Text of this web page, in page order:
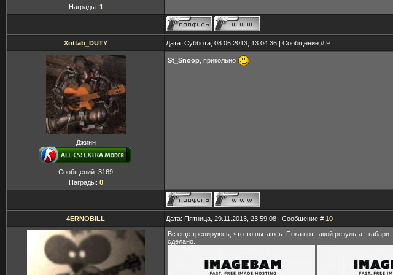
Награды: 1
Xottab_DUTY Дата: Суббота, 08.06.2013, 13.04.36 | Сообщение # 9
Джинн
Сообщений: 3169
Награды: 0
St_Snoop , прикольно
4ERNOBILL Дата: Пятница, 29.11.2013, 23.59.08 | Сообщение # 10
Вс еще тренируюсь, что-то пытаюсь. Пока вот такой результат.
сделано.